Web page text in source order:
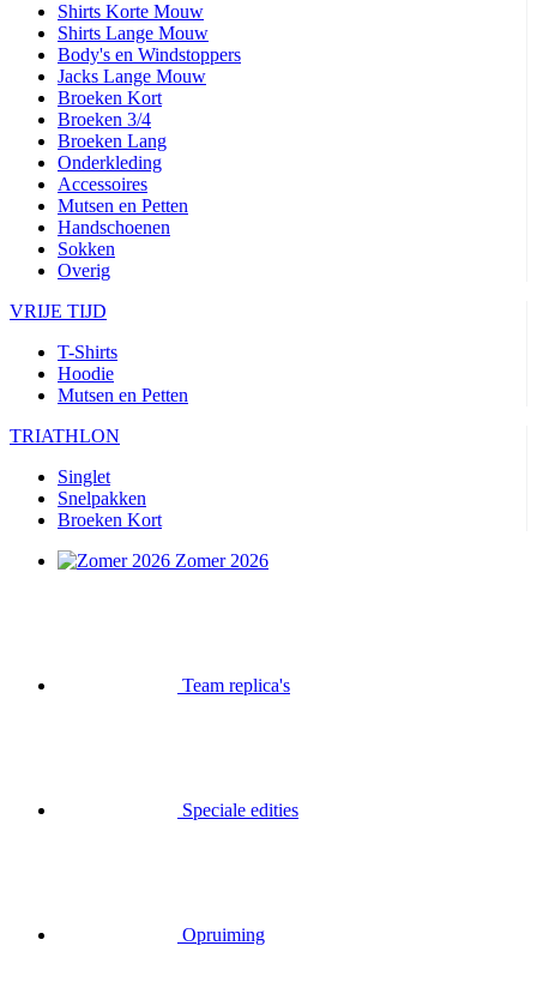
Shirts Korte Mouw
Shirts Lange Mouw
Body's en Windstoppers
Jacks Lange Mouw
Broeken Kort
Broeken 3/4
Broeken Lang
Onderkleding
Accessoires
Mutsen en Petten
Handschoenen
Sokken
Overig
VRIJE TIJD
T-Shirts
Hoodie
Mutsen en Petten
TRIATHLON
Singlet
Snelpakken
Broeken Kort
Zomer 2026